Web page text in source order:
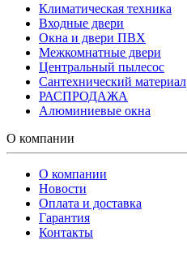
Климатическая техника
Входные двери
Окна и двери ПВХ
Межкомнатные двери
Центральный пылесос
Сантехнический материал
РАСПРОДАЖА
Алюминиевые окна
О компании
О компании
Новости
Оплата и доставка
Гарантия
Контакты